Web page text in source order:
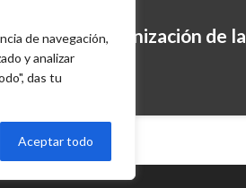
de navegación,
y analizar
das tu
Aceptar todo
con la modernización de la